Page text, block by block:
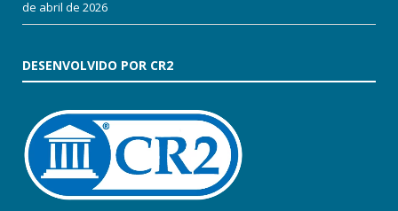
de abril de 2026
DESENVOLVIDO POR CR2